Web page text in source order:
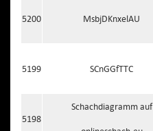
5200 MsbjDKnxelAU
5199 SCnGGfTTC
5198
Schachdiagramm auf